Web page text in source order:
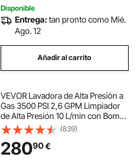
Disponible
Entrega:tan pronto como Mié.
Ago. 12
Añadir al carrito
VEVOR Lavadora de Alta Presión a
Gas 3500 PSI 2,6 GPM Limpiador
de Alta Presión 10 L/min con Bomba
de Aluminio, Pistola Rociadora,
Varilla de Extensión, 5 Boquillas
para Casas, Vehículos, Patios
(839)
28090€